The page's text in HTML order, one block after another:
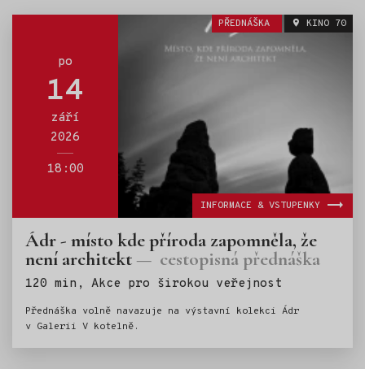
po
14
září
2026
18:00
PŘEDNÁŠKA KINO 70
Ádr - místo kde příroda zapomněla, že
není architekt cestopisná přednáška
120 min, Akce pro širokou veřejnost
Přednáška volně navazuje na výstavní kolekci Ádr
v Galerii V kotelně.
INFORMACE & VSTUPENKY